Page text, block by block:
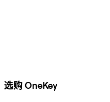
选购 OneKey